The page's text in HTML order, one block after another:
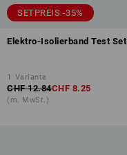
SETPREIS -35%
Elektro-Isolierband Test Set
1 Variante
CHF 12.84CHF 8.25
(m. MwSt.)